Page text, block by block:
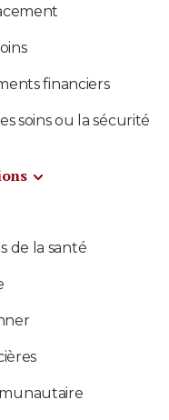
financiers
soins ou la sécurité
de la santé